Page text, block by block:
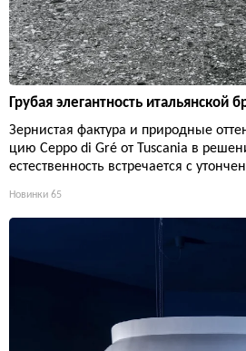
Грубая элегантность итальянской
Зернистая фактура и природные
цию Ceppo di Gré от Tuscania в
естественность встречается с
Новинки 65